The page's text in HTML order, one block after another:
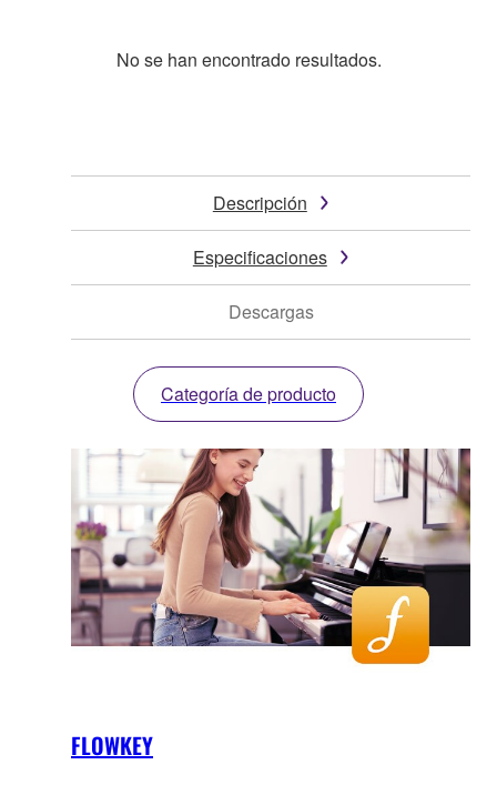
No se han encontrado resultados.
Descripción
Especificaciones
Descargas
Categoría de producto
FLOWKEY